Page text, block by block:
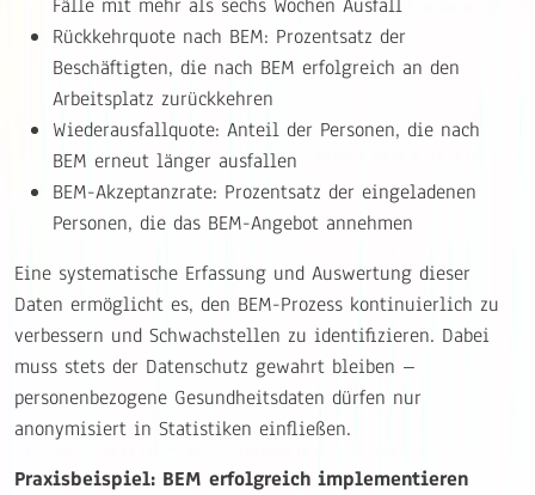
Fälle mit mehr als sechs Wochen Ausfall
Rückkehrquote nach BEM: Prozentsatz der
Beschäftigten, die nach BEM erfolgreich an den
Arbeitsplatz zurückkehren
Wiederausfallquote: Anteil der Personen, die nach
BEM erneut länger ausfallen
BEM-Akzeptanzrate: Prozentsatz der eingeladenen
Personen, die das BEM-Angebot annehmen
Eine systematische Erfassung und Auswertung dieser
Daten ermöglicht es, den BEM-Prozess kontinuierlich zu
verbessern und Schwachstellen zu identifizieren. Dabei
muss stets der Datenschutz gewahrt bleiben –
personenbezogene Gesundheitsdaten dürfen nur
anonymisiert in Statistiken einfließen.
Praxisbeispiel: BEM erfolgreich implementieren